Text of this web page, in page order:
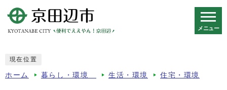
メニュー
現在位置
ホーム 暮らし・環境 生活・環境 住宅・環境